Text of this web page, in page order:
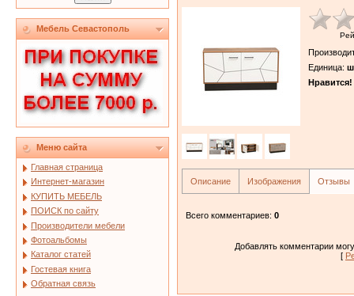
Мебель Севастополь
Меню сайта
Главная страница
Интернет-магазин
КУПИТЬ МЕБЕЛЬ
ПОИСК по сайту
Производители мебели
Фотоальбомы
Каталог статей
Гостевая книга
Обратная связь
Единица:
Нравится!
Описание Изображения Отзывы
Всего комментариев: 0
Добавлять комментарии
[